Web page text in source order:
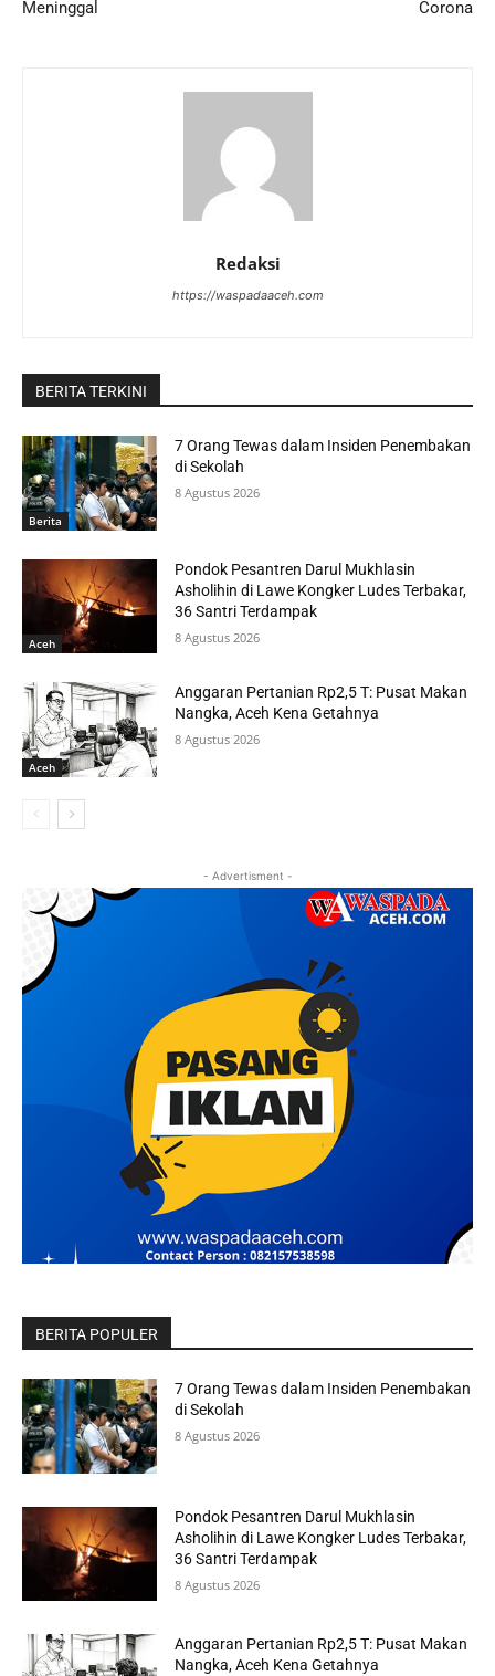
Meninggal Corona
Redaksi
https://waspadaaceh.com
BERITA TERKINI
Berita
7 Orang Tewas dalam Insiden Penembakan
di Sekolah
8 Agustus 2026
Aceh
Pondok Pesantren Darul Mukhlasin
Asholihin di Lawe Kongker Ludes Terbakar,
36 Santri Terdampak
8 Agustus 2026
Aceh
Anggaran Pertanian Rp2,5 T: Pusat Makan
Nangka, Aceh Kena Getahnya
8 Agustus 2026
- Advertisment -
BERITA POPULER
7 Orang Tewas dalam Insiden Penembakan
di Sekolah
8 Agustus 2026
Pondok Pesantren Darul Mukhlasin
Asholihin di Lawe Kongker Ludes Terbakar,
36 Santri Terdampak
8 Agustus 2026
Anggaran Pertanian Rp2,5 T: Pusat Makan
Nangka, Aceh Kena Getahnya